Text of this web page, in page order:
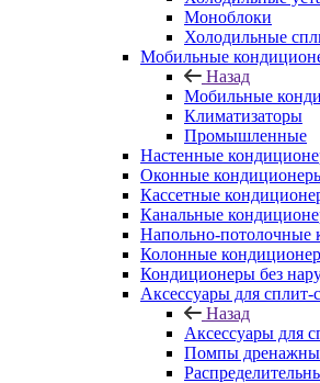
Моноблоки
Холодильные
Мобильные
Назад
Мобильные
Климатизаторы
Промышленные
Настенные
Оконные
Кассетные
Канальные
Напольно-потолочные
Колонные
Кондиционеры без
Аксессуары для сплит-
Назад
Аксессуары для
Помпы